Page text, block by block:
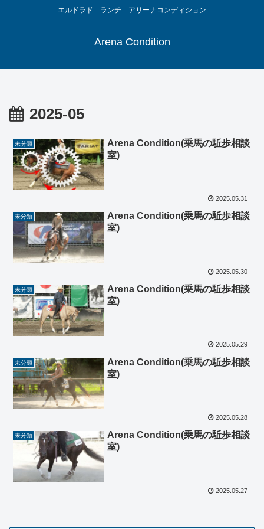
エルドラド ランチ アリーナコンディション
Arena Condition
2025-05
未分類
Arena Condition(乗馬の駈歩相談
室)
2025.05.31
未分類
Arena Condition(乗馬の駈歩相談
室)
2025.05.30
未分類
Arena Condition(乗馬の駈歩相談
室)
2025.05.29
未分類
Arena Condition(乗馬の駈歩相談
室)
2025.05.28
未分類
Arena Condition(乗馬の駈歩相談
室)
2025.05.27